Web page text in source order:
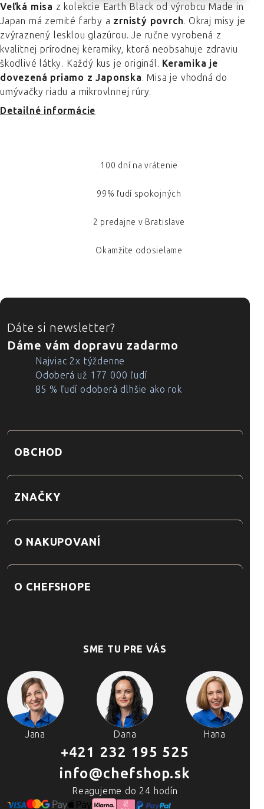
Veľká misa z kolekcie Earth Black od výrobcu Made in
Japan má zemité farby a zrnistý povrch. Okraj misy je
zvýraznený lesklou glazúrou. Je ručne vyrobená z
kvalitnej prírodnej keramiky, ktorá neobsahuje zdraviu
škodlivé látky. Každý kus je originál. Keramika je
dovezená priamo z Japonska. Misa je vhodná do
umývačky riadu a mikrovlnnej rúry.
Detailné informácie
100 dní na vrátenie
99% ľudí spokojných
2 predajne v Bratislave
Okamžite odosielame
ZÁPÄTIE
Dáte si newsletter?
Dáme vám dopravu zadarmo
Najviac 2x týždenne
Odoberá už 177 000 ľudí
85 % ľudí odoberá dlhšie ako rok
OBCHOD
ZNAČKY
O NAKUPOVANÍ
O CHEFSHOPE
SME TU PRE VÁS
Jana Dana Hana
+421 232 195 525
info@chefshop.sk
Reagujeme do 24 hodín